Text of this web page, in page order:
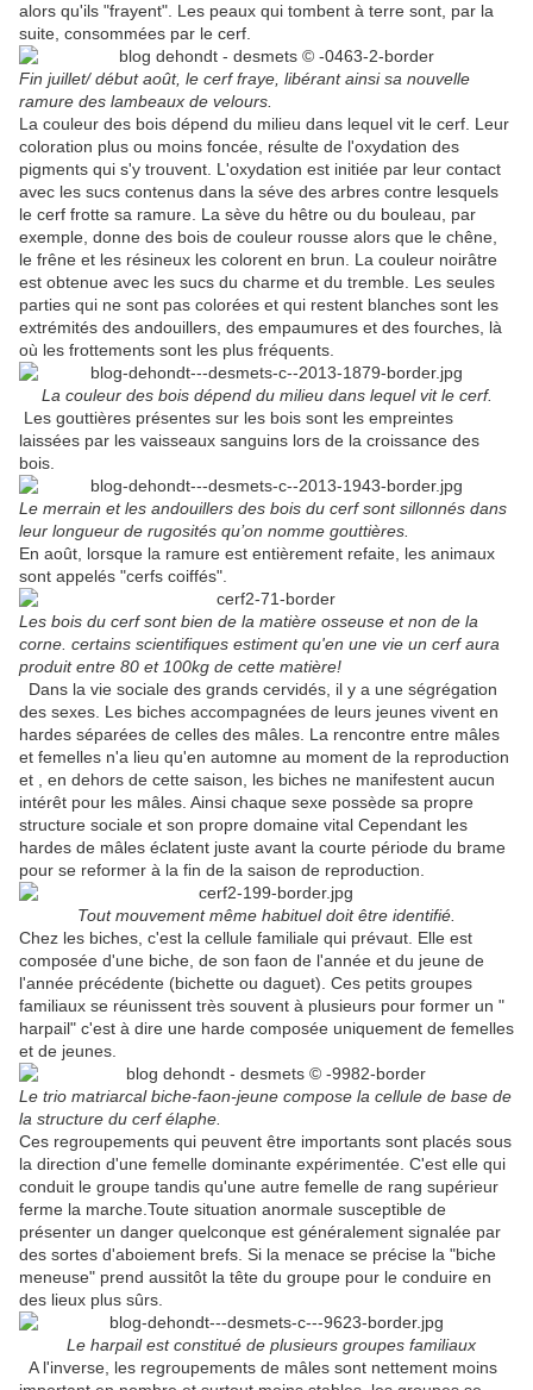
alors qu'ils "frayent". Les peaux qui tombent à terre sont, par la
suite, consommées par le cerf.
Fin juillet/ début août, le cerf fraye, libérant ainsi sa nouvelle
ramure des lambeaux de velours.
La couleur des bois dépend du milieu dans lequel vit le cerf. Leur
coloration plus ou moins foncée, résulte de l'oxydation des
pigments qui s'y trouvent. L'oxydation est initiée par leur contact
avec les sucs contenus dans la séve des arbres contre lesquels
le cerf frotte sa ramure. La sève du hêtre ou du bouleau, par
exemple, donne des bois de couleur rousse alors que le chêne,
le frêne et les résineux les colorent en brun. La couleur noirâtre
est obtenue avec les sucs du charme et du tremble. Les seules
parties qui ne sont pas colorées et qui restent blanches sont les
extrémités des andouillers, des empaumures et des fourches, là
où les frottements sont les plus fréquents.
La couleur des bois dépend du milieu dans lequel vit le cerf.
Les gouttières présentes sur les bois sont les empreintes
laissées par les vaisseaux sanguins lors de la croissance des
bois.
Le merrain et les andouillers des bois du cerf sont sillonnés dans
leur longueur de rugosités qu’on nomme gouttières.
En août, lorsque la ramure est entièrement refaite, les animaux
sont appelés "cerfs coiffés".
Les bois du cerf sont bien de la matière osseuse et non de la
corne. certains scientifiques estiment qu'en une vie un cerf aura
produit entre 80 et 100kg de cette matière!
Dans la vie sociale des grands cervidés, il y a une ségrégation
des sexes. Les biches accompagnées de leurs jeunes vivent en
hardes séparées de celles des mâles. La rencontre entre mâles
et femelles n'a lieu qu'en automne au moment de la reproduction
et , en dehors de cette saison, les biches ne manifestent aucun
intérêt pour les mâles. Ainsi chaque sexe possède sa propre
structure sociale et son propre domaine vital Cependant les
hardes de mâles éclatent juste avant la courte période du brame
pour se reformer à la fin de la saison de reproduction.
Tout mouvement même habituel doit être identifié.
Chez les biches, c'est la cellule familiale qui prévaut. Elle est
composée d'une biche, de son faon de l'année et du jeune de
l'année précédente (bichette ou daguet). Ces petits groupes
familiaux se réunissent très souvent à plusieurs pour former un "
harpail" c'est à dire une harde composée uniquement de femelles
et de jeunes.
Le trio matriarcal biche-faon-jeune compose la cellule de base de
la structure du cerf élaphe.
Ces regroupements qui peuvent être importants sont placés sous
la direction d'une femelle dominante expérimentée. C'est elle qui
conduit le groupe tandis qu'une autre femelle de rang supérieur
ferme la marche.Toute situation anormale susceptible de
présenter un danger quelconque est généralement signalée par
des sortes d'aboiement brefs. Si la menace se précise la "biche
meneuse" prend aussitôt la tête du groupe pour le conduire en
des lieux plus sûrs.
Le harpail est constitué de plusieurs groupes familiaux
A l'inverse, les regroupements de mâles sont nettement moins